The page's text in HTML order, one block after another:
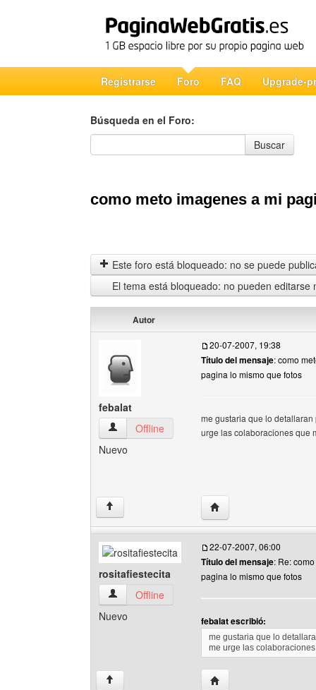
Registrarse Foro FAQ Upgrade-
Búsqueda en el Foro:
Búsqueda en el Foro
Buscar
como meto imagenes a mi
Este foro está bloqueado: no se puede
El tema está bloqueado: no pueden editarse
Autor
febalat
febalat Ver perfil del usuario
Offline
Nuevo
20-07-2007, 19:38
Título del mensaje: como
pagina lo mismo que fotos
me gustaria que lo
urge las colaboraciones que
↑ Visitar sitio web del
rositafiestecita
rositafiestecita Ver perfil del usuario
Offline
Nuevo
22-07-2007, 06:00
Título del mensaje: Re:
pagina lo mismo que fotos
febalat escribió:
me gustaria que lo
me urge las
↑ Visitar sitio web del